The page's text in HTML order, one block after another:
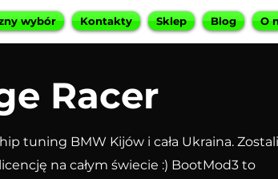
wybór Kontakty Sklep Blog O
Racer
tuning BMW Kijów i cała Ukraina.
na całym świecie :) BootMod3 to